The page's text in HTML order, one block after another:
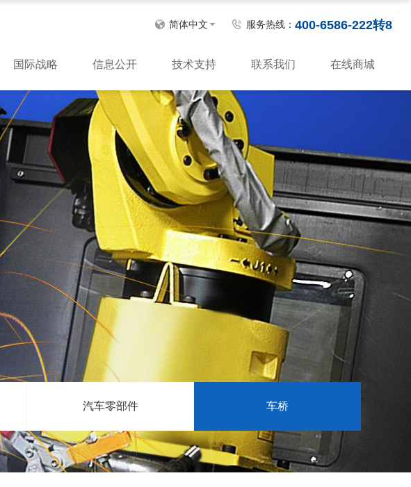
简体中文 服务热线：400-6586-222转8
国际战略 信息公开 技术支持 联系我们 在线商城
汽车零部件 车桥